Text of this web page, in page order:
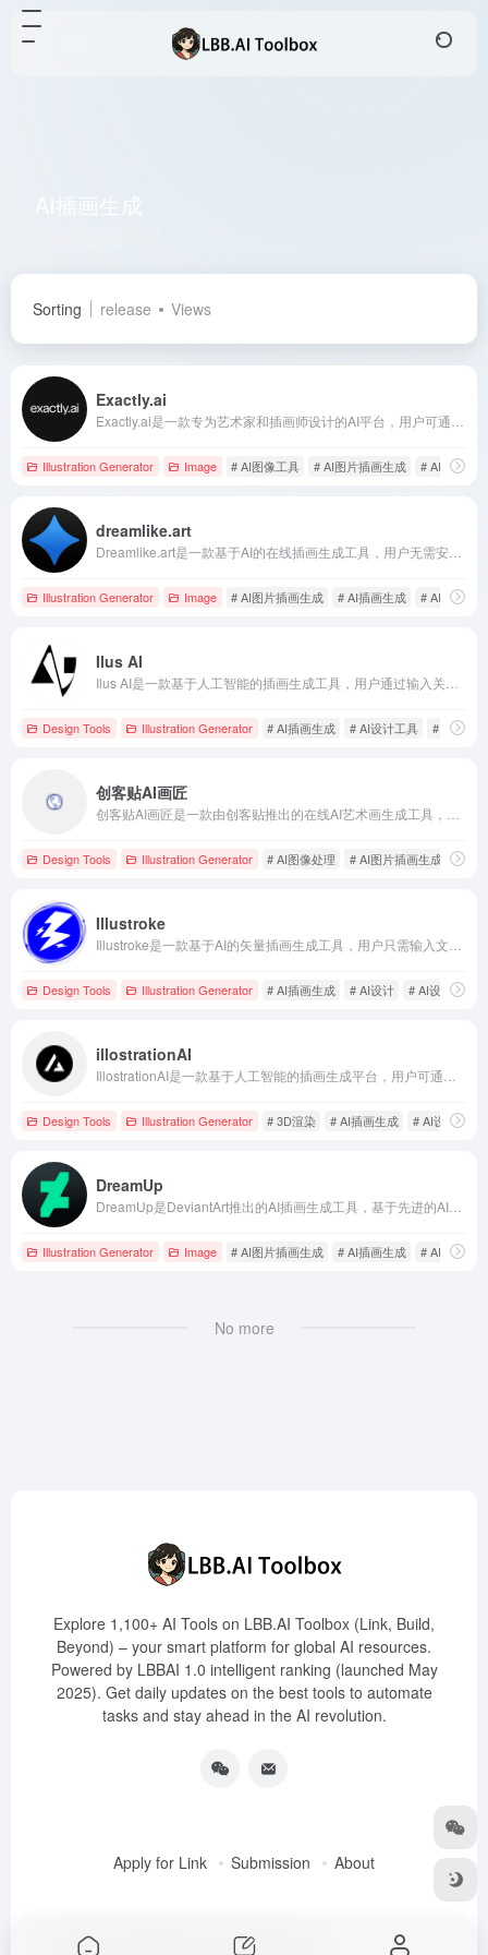
Sorting release Views
Exactly.ai
Illustration Generator Image # AI图像工具 # AI图片插画生成 # AI插画生成
dreamlike.art
Illustration Generator Image # AI图片插画生成 # AI插画生成 # AI模型
Ilus AI
Design Tools Illustration Generator # AI插画生成 # AI设计工具 # Ilus AI
创客贴AI画匠
Design Tools Illustration Generator # AI图像处理 # AI图片插画生成 # AI
Illustroke
Design Tools Illustration Generator # AI插画生成 # AI设计 # AI设计工具
illostrationAI
Design Tools Illustration Generator # 3D渲染 # AI插画生成 # AI设计工具
DreamUp
Illustration Generator Image # AI图片插画生成 # AI插画生成 # AI艺术创作
No more
Explore 1,100+ AI Tools on LBB.AI Toolbox (Link, Build,
Beyond) – your smart platform for global AI resources.
Powered by LBBAI 1.0 intelligent ranking (launched May
2025). Get daily updates on the best tools to automate
tasks and stay ahead in the AI revolution.
Apply for Link Submission About
Copyright © 2025 LBB.AI (Link, Build, Beyond)